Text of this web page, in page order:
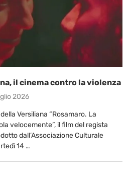
il cinema contro la violenza
2026
Versiliana “Rosamaro. La
velocemente”, il film del regista
dall’Associazione Culturale
14 …